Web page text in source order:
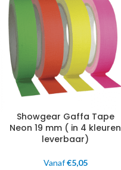
Showgear Gaffa Tape
Neon 19 mm ( in 4 kleuren
leverbaar)
Vanaf€5,05